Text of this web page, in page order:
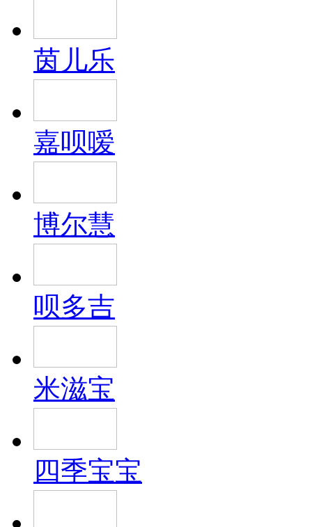
茵儿乐
嘉呗嗳
博尔慧
呗多吉
米滋宝
四季宝宝